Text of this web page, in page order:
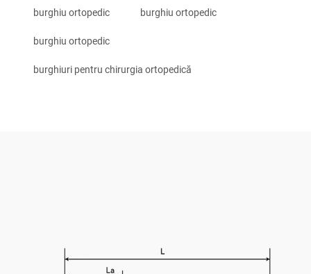
burghiu ortopedic burghiu ortopedic
burghiu ortopedic
burghiuri pentru chirurgia ortopedică